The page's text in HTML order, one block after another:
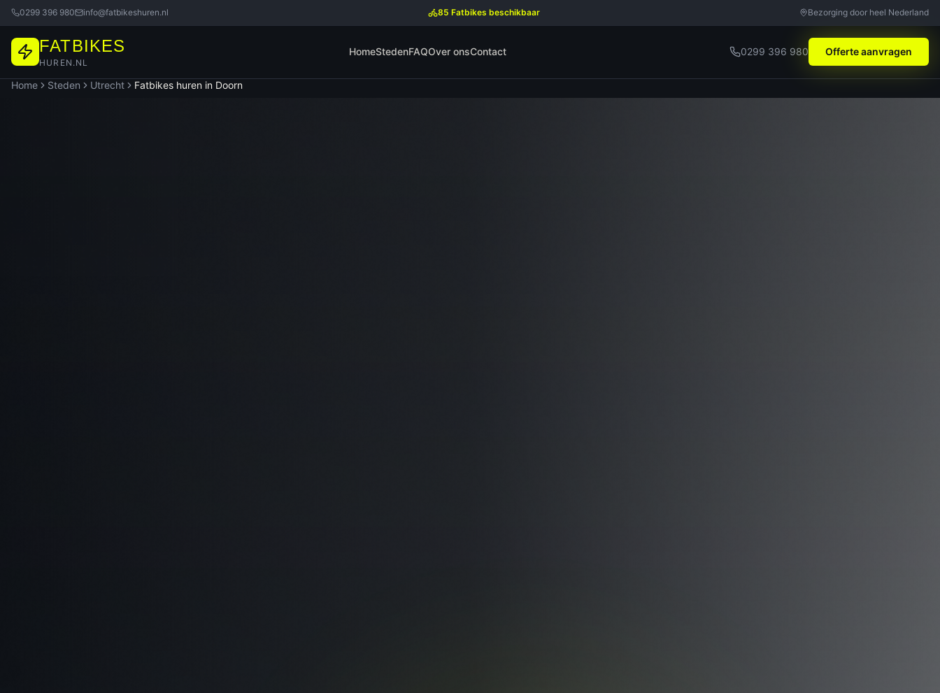
0299 396 980 info@fatbikeshuren.nl 85 Fatbikes beschikbaar Bezorging door heel Nederland
FATBIKES
HUREN.NL
HomeStedenFAQOver onsContact 0299 396 980 Offerte aanvragen
Home Steden Utrecht Fatbikes huren in Doorn